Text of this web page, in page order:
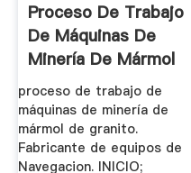
Proceso De Trabajo
De Máquinas De
Minería De Mármol
De Granito
proceso de trabajo de
máquinas de minería de
mármol de granito.
Fabricante de equipos de
Navegacion. INICIO;